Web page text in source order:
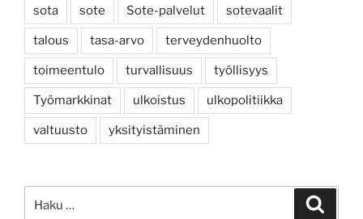
sota sote Sote-palvelut sotevaalit
talous tasa-arvo terveydenhuolto
toimeentulo turvallisuus työllisyys
Työmarkkinat ulkoistus ulkopolitiikka
valtuusto yksityistäminen